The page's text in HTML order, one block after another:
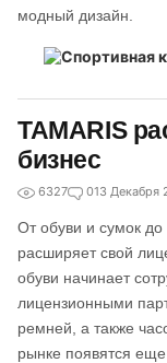
модный дизайн.
TAMARIS
бизнес
6327 013 Декабря
От обуви и сумок
расширяет свой
обуви начинает
лицензионными
ремней, а также
рынке появятся